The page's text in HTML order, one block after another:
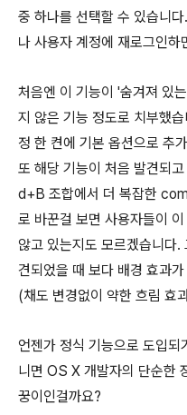
중 하나를 선택할 수 있습니
나 사용자 계정에 재로그인
처음엔 이 기능이 '숨겨져 있
지 않은 기능 정도로 치부했
정 한 켠에 기본 옵션으로 추
또 해당 기능이 처음 발견되
d+B 조합에서 더 복잡한
로 바꾼걸 보면 사용자들이
않고 있는지도 모르겠습니다
견되었을 때 보다 배경 효과
(채도 변경없이 약한 흐림 효
언젠가 정식 기능으로 도입
니면 OS X 개발자의 단순한
꿍이인걸까요?